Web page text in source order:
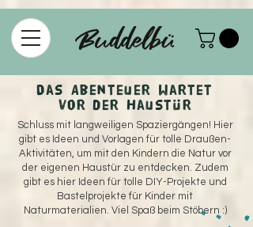
Das Abenteuer wartet
vor der Haustür
Schluss mit langweiligen Spaziergängen! Hier
gibt es Ideen und Vorlagen für tolle Draußen-
Aktivitäten, um mit den Kindern die Natur vor
der eigenen Haustür zu entdecken. Zudem
gibt es hier Ideen für tolle DIY-Projekte und
Bastelprojekte für Kinder mit
Naturmaterialien. Viel Spaß beim Stöbern :)